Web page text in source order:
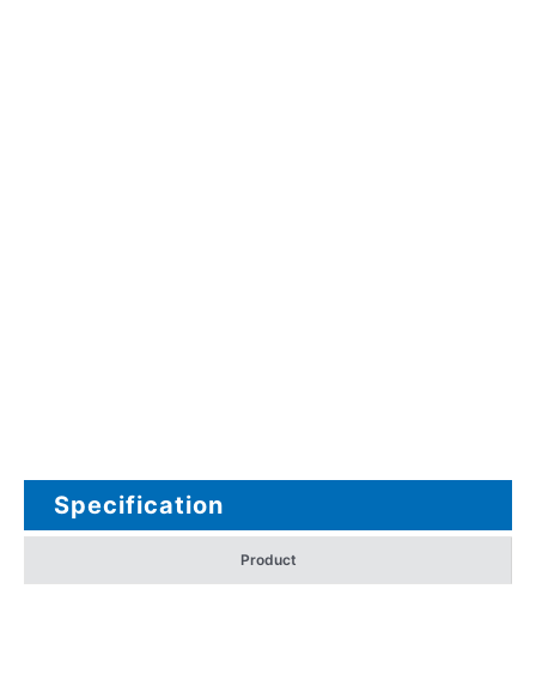
Specification
Product